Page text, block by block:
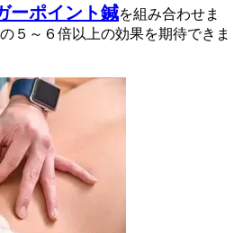
ーポイント鍼を組み合わせま
５～６倍以上の効果を期待できま